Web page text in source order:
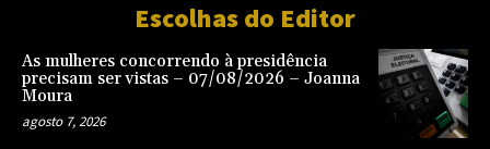
Escolhas do Editor
As mulheres concorrendo à presidência
precisam ser vistas – 07/08/2026 – Joanna
Moura
agosto 7, 2026